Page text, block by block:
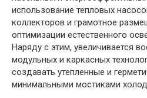
использование тепловых
коллекторов и грамотное
оптимизации естественного
Наряду с этим, увеличивается
модульных и каркасных
создавать утепленные и
минимальными мостиками